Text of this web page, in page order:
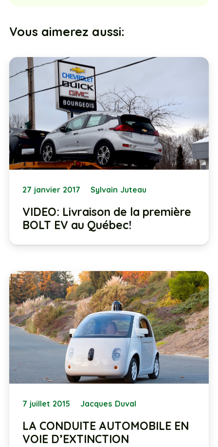
Vous aimerez aussi:
27 janvier 2017 Sylvain Juteau
VIDEO: Livraison de la première
BOLT EV au Québec!
7 juillet 2015 Jacques Duval
LA CONDUITE AUTOMOBILE EN
VOIE D’EXTINCTION